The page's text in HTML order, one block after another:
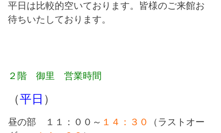
平日は比較的空いております。 皆様のご来館お
待ちいたしております。
２階 御里 営業時間
（平日 ）
昼の部 １１：００～ １４：３０
（ラストオー